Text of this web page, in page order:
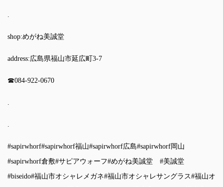
.
shop:めがね美誠堂
address:広島県福山市延広町3-7
☎︎084-922-0670
.
.
#sapirwhorf#sapirwhorf福山#sapirwhorf広島#sapirwhorf岡山
#sapirwhorf倉敷#サピアウォーフ#めがね美誠堂
#美誠堂
#biseido#福山市オシャレメガネ#福山市オシャレサングラス#福山オ